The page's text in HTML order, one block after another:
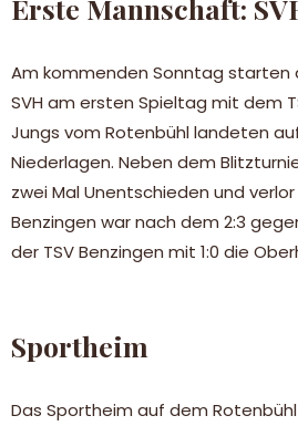
Erste Mannschaft:
Am kommenden Sonntag starten
SVH am ersten Spieltag mit dem
Jungs vom Rotenbühl landeten
Niederlagen. Neben dem
zwei Mal Unentschieden und
Benzingen war nach dem 2:3
der TSV Benzingen mit 1:0 die
Sportheim
Das Sportheim auf dem